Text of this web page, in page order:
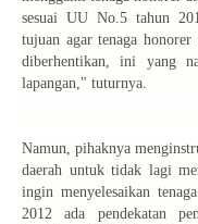
sesuai UU No.5 tahun
tujuan agar tenaga
diberhentikan, ini yang
lapangan," tuturnya.
Namun, pihaknya
daerah untuk tidak lagi
ingin menyelesaikan
2012 ada pendekatan